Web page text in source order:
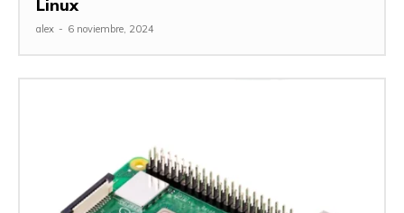
Linux
alex - 6 noviembre, 2024